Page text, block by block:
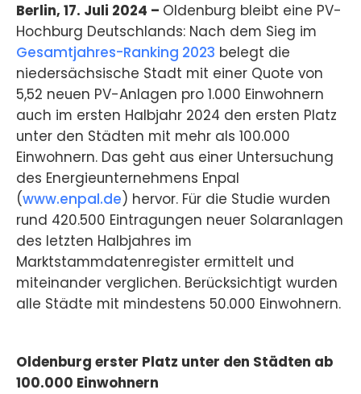
Berlin, 17. Juli 2024 – Oldenburg bleibt eine PV-
Hochburg Deutschlands: Nach dem Sieg im
Gesamtjahres-Ranking 2023 belegt die
niedersächsische Stadt mit einer Quote von
5,52 neuen PV-Anlagen pro 1.000 Einwohnern
auch im ersten Halbjahr 2024 den ersten Platz
unter den Städten mit mehr als 100.000
Einwohnern. Das geht aus einer Untersuchung
des Energieunternehmens Enpal
(www.enpal.de) hervor. Für die Studie wurden
rund 420.500 Eintragungen neuer Solaranlagen
des letzten Halbjahres im
Marktstammdatenregister ermittelt und
miteinander verglichen. Berücksichtigt wurden
alle Städte mit mindestens 50.000 Einwohnern.
Oldenburg erster Platz unter den Städten ab
100.000 Einwohnern